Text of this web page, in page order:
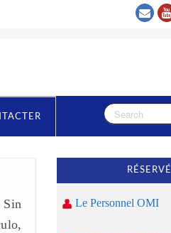
Sin
RÉSERVÉ
Le Personnel OMI